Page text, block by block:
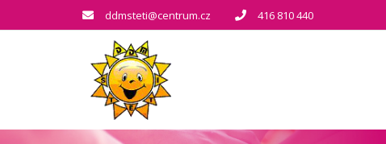
ddmsteti@centrum.cz 416 810 440